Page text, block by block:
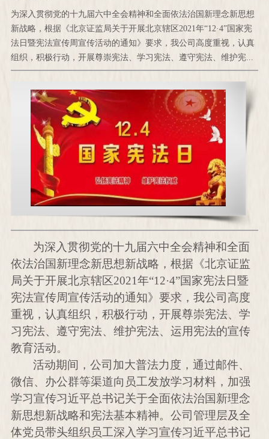
为深入贯彻党的十九届六中全会精神和全面依法治国新理念新思想
新战略，根据《北京证监局关于开展北京辖区2021年“12·4”国家宪
法日暨宪法宣传周宣传活动的通知》要求，我公司高度重视，认真
组织，积极行动，开展尊崇宪法、学习宪法、遵守宪法、维护宪...
为深入贯彻党的十九届六中全会精神和全面
依法治国新理念新思想新战略，根据《北京证监
局关于开展北京辖区2021年“12·4”国家宪法日暨
宪法宣传周宣传活动的通知》要求，我公司高度
重视，认真组织，积极行动，开展尊崇宪法、学
习宪法、遵守宪法、维护宪法、运用宪法的宣传
教育活动。
活动期间，公司加大普法力度，通过邮件、
微信、办公群等渠道向员工发放学习材料，加强
学习宣传习近平总书记关于全面依法治国新理念
新思想新战略和宪法基本精神。公司管理层及全
体党员带头组织员工深入学习宣传习近平总书记